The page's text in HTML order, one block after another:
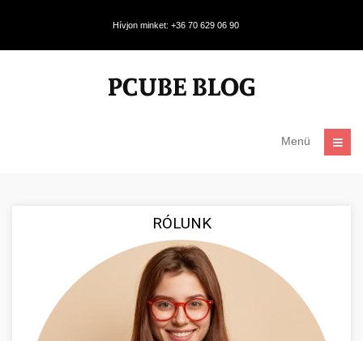
Hívjon minket: +36 70 629 06 90
Menü
RÓLUNK